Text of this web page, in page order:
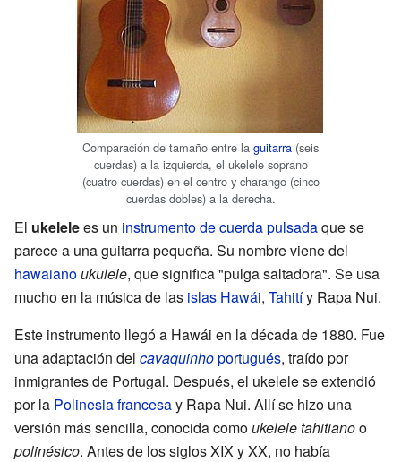
Comparación de tamaño entre la guitarra (seis
cuerdas) a la izquierda, el ukelele soprano
(cuatro cuerdas) en el centro y charango (cinco
cuerdas dobles) a la derecha.
El ukelelees un instrumento de cuerda pulsadaque se
parece a una guitarra pequeña. Su nombre viene del
hawaianoukulele, que significa "pulga saltadora". Se usa
mucho en la música de las islas Hawái, Tahitíy Rapa Nui.
Este instrumento llegó a Hawái en la década de 1880. Fue
una adaptación del cavaquinhoportugués, traído por
inmigrantes de Portugal. Después, el ukelele se extendió
por la Polinesia francesay Rapa Nui. Allí se hizo una
versión más sencilla, conocida comoukelele tahitianoo
polinésico. Antes de los siglos XIX y XX, no había